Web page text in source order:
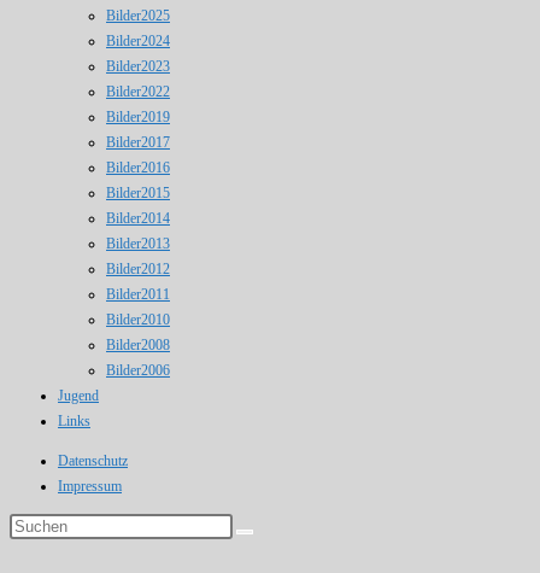
Bilder2025
Bilder2024
Bilder2023
Bilder2022
Bilder2019
Bilder2017
Bilder2016
Bilder2015
Bilder2014
Bilder2013
Bilder2012
Bilder2011
Bilder2010
Bilder2008
Bilder2006
Jugend
Links
Datenschutz
Impressum
Diese
Website